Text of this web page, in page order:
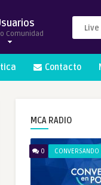
Comunidad
Contacto
MCA RADIO
0